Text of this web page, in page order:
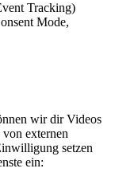
Tracking)
Mode,
wir dir Videos
externen
setzen
ein: